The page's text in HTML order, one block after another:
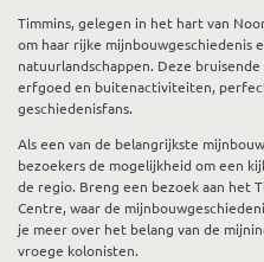
Timmins, gelegen in het hart van
om haar rijke mijnbouwgeschiedenis
natuurlandschappen. Deze
erfgoed en buitenactiviteiten,
geschiedenisfans.
Als een van de belangrijkste
bezoekers de mogelijkheid om een
de regio. Breng een bezoek aan het
Centre, waar de
je meer over het belang van de
vroege kolonisten.